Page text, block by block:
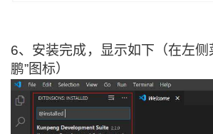
6、 安装完成，显示如下（在左侧
鹏”图标）